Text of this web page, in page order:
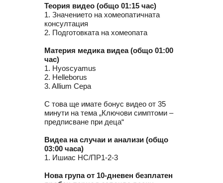
Теория видео (общо 01:15 час)
1. Значението на хомеопатичната
консултация
2. Подготовката на хомеопата
Материя медика видеа (общо 01:00
час)
1. Hyoscyamus
2. Helleborus
3. Allium Cepa
С това ще имате бонус видео от 35
минути на тема „Ключови симптоми –
предписване при деца“
Видеа на случаи и анализи (общо
03:00 часа)
1. Ишиас НС/ПР1-2-3
Нова група от 10-дневен безплатен